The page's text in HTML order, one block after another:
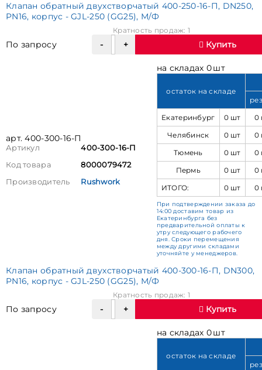
Клапан обратный двухстворчатый 400-250-16-П, DN250,
PN16, корпус - GJL-250 (GG25), М/Ф
По запросу
Кратность продаж: 1
Купить
арт. 400-300-16-П
Артикул
400-300-16-П
Код товара
8000079472
Производитель
Rushwork
на складах 0 шт
остаток на складе
Екатеринбург
0 шт
0
Челябинск
0 шт
0
Тюмень
0 шт
0
Пермь
0 шт
0
ИТОГО:
0 шт 0
При подтверждении заказа до
14:00 доставим товар из
Екатеринбурга без
предварительной оплаты к
утру следующего рабочего
дня. Сроки перемещения
между другими складами
уточняйте у менеджеров.
Клапан обратный двухстворчатый 400-300-16-П, DN300,
PN16, корпус - GJL-250 (GG25), М/Ф
По запросу
Кратность продаж: 1
Купить
на складах 0 шт
остаток на складе